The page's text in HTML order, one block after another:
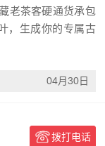
老茶客硬通货承包
，生成你的专属古
04月30日
拨打电话